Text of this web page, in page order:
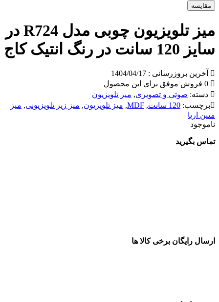
مقایسه
میز تلویزیون چوبی مدل R724 در
سایز 120 سانت در رنگ انتیک کاج
آخرین بروزرسانی : 1404/04/17
دسته: صوتی و تصویری, میز تلویزیون
برچسب: 120 سانت ,
MDF
, میز تلویزیون, میز زیر تلویزیونی, میز
متین اریا
ناموجود
تماس بگیرید
ارسال رایگان برخی کالا ها